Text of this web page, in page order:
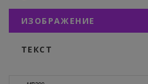
ИЗОБРАЖЕНИЕ
ТЕКСТ